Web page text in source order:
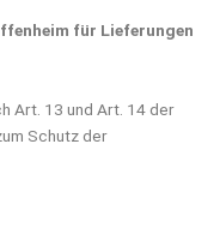
für Lieferungen
Art. 13 und Art. 14 der
Schutz der